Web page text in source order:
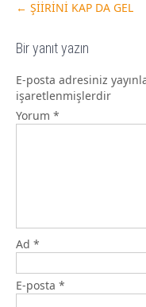
← ŞİİRİNİ KAP DA GEL
Bir yanıt yazın
E-posta adresiniz
işaretlenmişlerdir
Yorum *
Ad *
E-posta *